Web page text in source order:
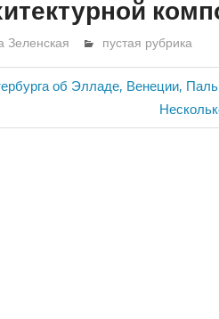
Зеленская пустая рубрика
об Элладе, Венеции,
Next
Post: